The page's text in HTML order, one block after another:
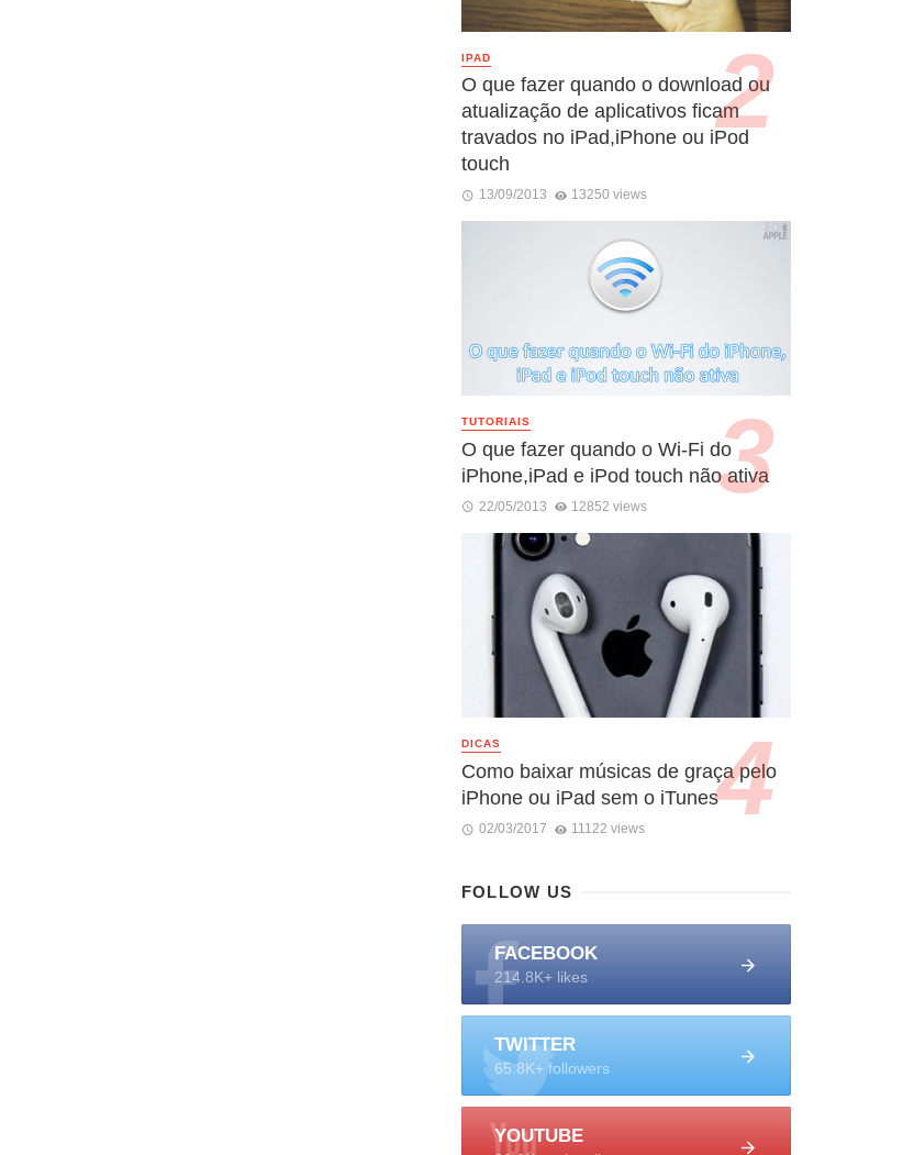
IPAD
O que fazer quando o download ou
atualização de aplicativos ficam
travados no iPad,iPhone ou iPod
touch
13/09/2013 13250 views
TUTORIAIS
O que fazer quando o Wi-Fi do
iPhone,iPad e iPod touch não ativa
22/05/2013 12852 views
DICAS
Como baixar músicas de graça pelo
iPhone ou iPad sem o iTunes
02/03/2017 11122 views
FOLLOW US
FACEBOOK
214.8K+ likes
TWITTER
65.8K+ followers
YOUTUBE